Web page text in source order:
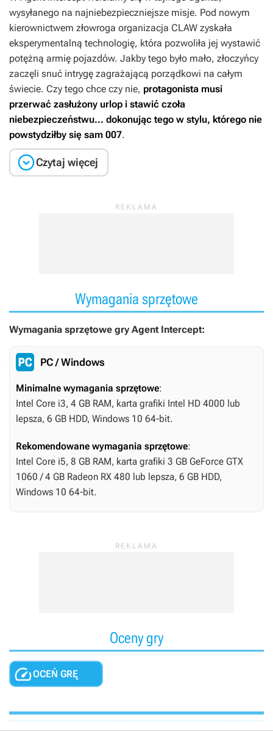
wysyłanego na najniebezpieczniejsze misje. Pod nowym
kierownictwem złowroga organizacja CLAW zyskała
eksperymentalną technologię, która pozwoliła jej wystawić
potężną armię pojazdów. Jakby tego było mało, złoczyńcy
zaczęli snuć intrygę zagrażającą porządkowi na całym
świecie. Czy tego chce czy nie, protagonista musi
przerwać zasłużony urlop i stawić czoła
niebezpieczeństwu... dokonując tego w stylu, którego nie
powstydziłby się sam 007.
Czytaj więcej
Wymagania sprzętowe
Wymagania sprzętowe gry Agent Intercept:
PC / Windows
Minimalne wymagania sprzętowe:
Intel Core i3, 4 GB RAM, karta grafiki Intel HD 4000 lub
lepsza, 6 GB HDD, Windows 10 64-bit.
Rekomendowane wymagania sprzętowe:
Intel Core i5, 8 GB RAM, karta grafiki 3 GB GeForce GTX
1060 / 4 GB Radeon RX 480 lub lepsza, 6 GB HDD,
Windows 10 64-bit.
Oceny gry
OCEŃ GRĘ